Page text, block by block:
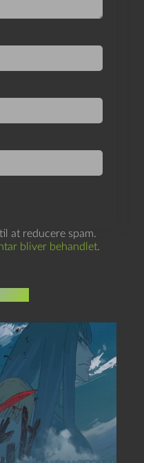
at reducere spam.
bliver behandlet.